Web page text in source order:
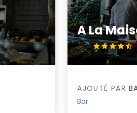
A La
4.8/5
AJOUTÉ PAR
Bar